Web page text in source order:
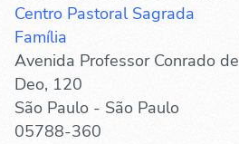
Centro Pastoral Sagrada
Família
Avenida Professor Conrado de
Deo, 120
São Paulo - São Paulo
05788-360